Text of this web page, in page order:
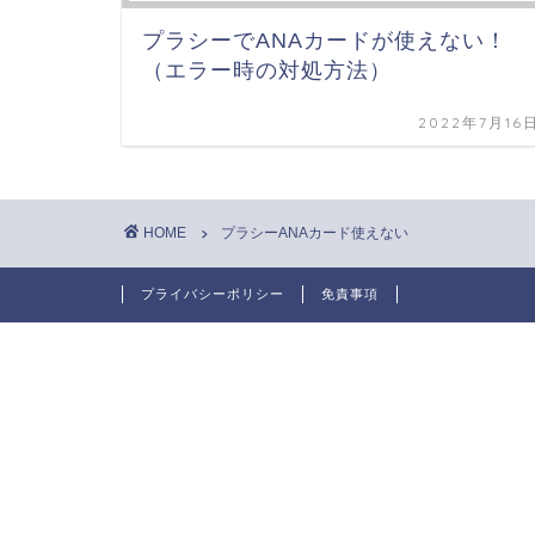
プラシーでANAカードが使えない！
（エラー時の対処方法）
2022年7月16
HOME プラシーANAカード使えない
プライバシーポリシー 免責事項